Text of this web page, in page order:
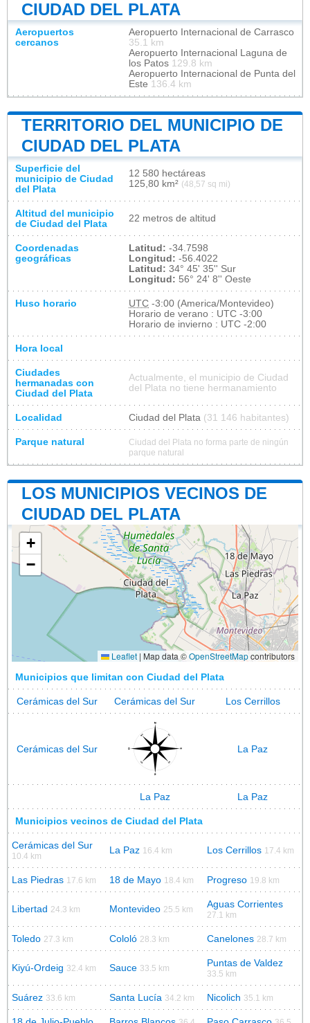
CIUDAD DEL PLATA
Aeropuertos
cercanos
Aeropuerto Internacional de Carrasco
35.1 km
Aeropuerto Internacional Laguna de
los Patos 129.8 km
Aeropuerto Internacional de Punta del
Este 136.4 km
TERRITORIO DEL MUNICIPIO DE
CIUDAD DEL PLATA
Superficie del
municipio de Ciudad
del Plata
12 580 hectáreas
125,80 km² (48,57 sq mi)
Altitud del municipio
de Ciudad del Plata
22 metros de altitud
Coordenadas
geográficas
Latitud: -34.7598
Longitud: -56.4022
Latitud: 34° 45' 35'' Sur
Longitud: 56° 24' 8'' Oeste
Huso horario UTC -3:00 (America/Montevideo)
Horario de verano : UTC -3:00
Horario de invierno : UTC -2:00
Hora local
Ciudades
hermanadas con
Ciudad del Plata
Actualmente, el municipio de Ciudad
del Plata no tiene hermanamiento
Localidad Ciudad del Plata (31 146 habitantes)
Parque natural
Ciudad del Plata no forma parte de ningún
parque natural
LOS MUNICIPIOS VECINOS DE
CIUDAD DEL PLATA
+
−
Leaflet | Map data ©OpenStreetMapcontributors
Municipios que limitan con Ciudad del Plata
Cerámicas del Sur Cerámicas del Sur Los Cerrillos
Cerámicas del Sur La Paz
La Paz La Paz
Municipios vecinos de Ciudad del Plata
Cerámicas del Sur
10.4 km
La Paz 16.4 km Los Cerrillos 17.4 km
Las Piedras 17.6 km 18 de Mayo 18.4 km Progreso 19.8 km
Libertad 24.3 km Montevideo 25.5 km Aguas Corrientes
27.1 km
Toledo 27.3 km Cololó 28.3 km Canelones 28.7 km
Kiyú-Ordeig 32.4 km Sauce 33.5 km Puntas de Valdez
33.5 km
Suárez 33.6 km Santa Lucía 34.2 km Nicolich 35.1 km